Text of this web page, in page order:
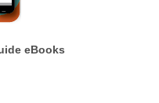
eBooks